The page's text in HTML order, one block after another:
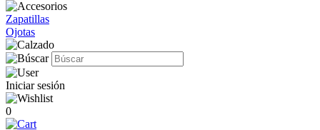
Zapatillas
Ojotas
Iniciar sesión
0